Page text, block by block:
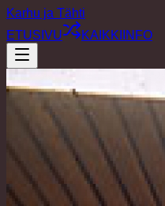
Karhu ja Tähti
ETUSIVU
KAIKKI INFO